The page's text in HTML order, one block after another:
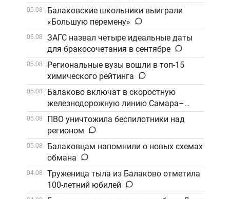
05.08
Балаковские школьники выиграли
«Большую перемену»
05.08
ЗАГС назвал четыре идеальные даты
для бракосочетания в сентябре
05.08
Региональные вузы вошли в топ-15
химического рейтинга
05.08
Балаково включат в скоростную
железнодорожную линию Самара–
Саратов
05.08
ПВО уничтожила беспилотники над
регионом
05.08
Балаковцам напомнили о новых схемах
обмана
04.08
Труженица тыла из Балаково отметила
100-летний юбилей